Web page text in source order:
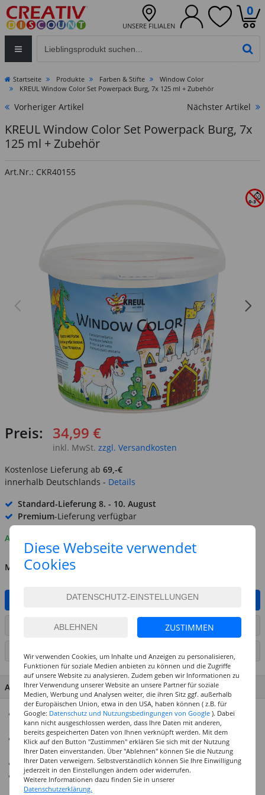
UNSERE FILIALEN
0
Startseite Produkte Farben & Stifte
Window Color
KREUL Window Color Set Powerpack Burg, 7x 125 ml + Zubehör
Vorheriger Artikel Nächster Artikel
KREUL Window Color Set Powerpack Burg, 7x
125 ml + Zubehör
Art.Nr.: CKR40155
Preis: 34,99 €
inkl. MwSt. zzgl. Versandkosten
Kostenlose Lieferung ab 69,-€
innerhalb Deutschlands - Details
Standard-Lieferung 8. - 10. August
Premium-Lieferung verfügbar
Auf Lager
MENGE
IN DEN WARENKORB
ARTIKEL AUF WUNSCHLISTE SETZEN
ARTIKEL MERKMALE & DETAILS
Brillante Fenstermalfarben zur Gestaltung von glatten
Untergründen wie Glas, Spiegel, Fliesen und Folie
Im praktischen, transparenten Eimer, der ideal zum
Aufbewahren der Farben und Werkzeuge geeignet ist
Farbtöne sind untereinander mischbar
Schöne Marmoriereffekte entstehen, wenn die noch nassen
Farben mit einem Holzstäbchen (z.B. Zahnstocher)
Diese Webseite verwendet
Cookies
ZUSTIMMEN
Wir verwenden Cookies, um Inhalte und Anzeigen zu personalisieren,
Funktionen für soziale Medien anbieten zu können und die Zugriffe
auf unsere Website zu analysieren. Zudem geben wir Informationen zu
Ihrer Verwendung unserer Website an unsere Partner für soziale
Medien, Werbung und Analysen weiter, die ihren Sitz ggf. außerhalb
der Europäischen Union, etwa in den USA, haben können ( z.B. für
Google: Datenschutz und Nutzungsbedingungen von Google ). Dabei
kann nicht ausgeschlossen werden, dass Ihre Daten mit anderen,
bereits gespeicherten Daten von Ihnen verknüpft werden. Mit dem
Klick auf den Button "Zustimmen" erklären Sie sich mit der Nutzung
Ihrer Daten einverstanden. Über "Ablehnen" können Sie die Nutzung
Ihrer Daten verweigern. Selbstverständlich können Sie Ihre Einwilligung
jederzeit in den Einstellungen ändern oder widerrufen.
Weitere Informationen dazu finden Sie in unserer
Datenschutzerklärung.